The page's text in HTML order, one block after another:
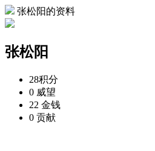
张松阳的资料
张松阳
28积分
0 威望
22 金钱
0 贡献